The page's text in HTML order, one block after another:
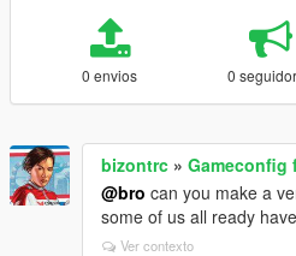
0 envios 0
bizontrc » Gameconfig
@bro can you make a
some of us all ready
Ver contexto